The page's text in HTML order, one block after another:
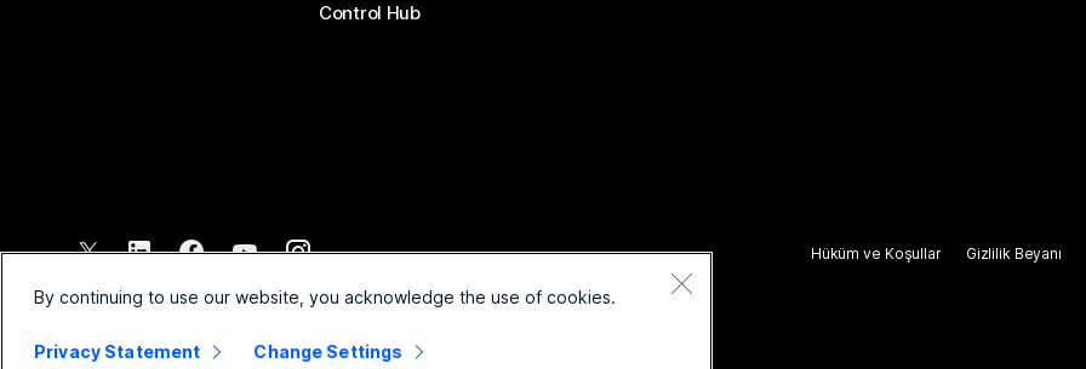
Control Hub
2026 Cisco ve/veya bağlı kuruluşları. Tüm hakları saklıdır.
Hüküm ve Koşullar Gizlilik Beyanı
By continuing to use our website, you acknowledge the use of cookies.
Privacy Statement Change Settings